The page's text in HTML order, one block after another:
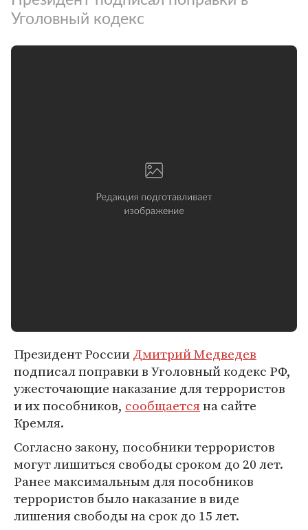
Уголовный кодекс
Президент РоссииДмитрий Медведев
подписал поправки в Уголовный кодекс РФ,
ужесточающие наказание для террористов
и их пособников, сообщаетсяна сайте
Кремля.
Согласно закону, пособники террористов
могут лишиться свободы сроком до 20 лет.
Ранее максимальным для пособников
террористов было наказание в виде
лишения свободы на срок до 15 лет.